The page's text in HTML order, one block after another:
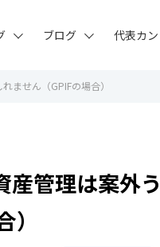
ブログ 代表カ
ません（GPIFの場合）
管理は案外